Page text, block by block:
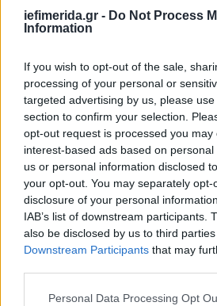
iefimerida.gr - Do Not Process
Information
If you wish to opt-out of the sale,
processing of your personal or
targeted advertising by us, please
section to confirm your selection.
opt-out request is processed you may
interest-based ads based on
us or personal information disclosed
your opt-out. You may separately
disclosure of your personal
IAB’s list of downstream participants.
also be disclosed by us to third
Downstream Participants that may
Please note that this website/app
Personal Data Processing Opt
ΕΛΛΑΔΑ 03/09/2024 19:34
Αθήνα: Μικρή μείωση κατά
μέση πληρότητα στα